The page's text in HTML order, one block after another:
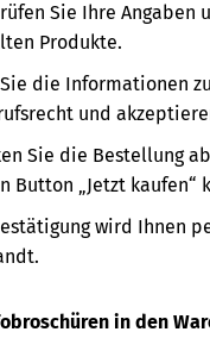
Sie Ihre Angaben
Produkte.
die Informationen
und
Sie die Bestellung
Button „Jetzt kaufen“
wird Ihnen
in den